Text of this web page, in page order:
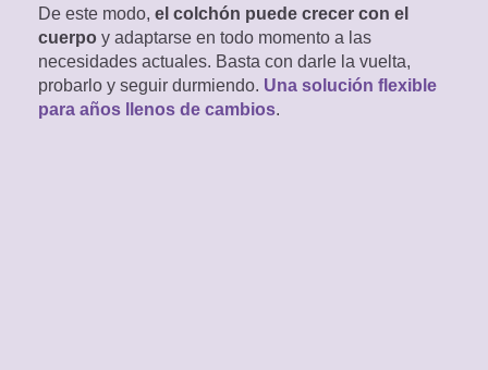
De este modo, el colchón puede crecer con el
cuerpo y adaptarse en todo momento a las
necesidades actuales. Basta con darle la vuelta,
probarlo y seguir durmiendo. Una solución flexible
para años llenos de cambios.